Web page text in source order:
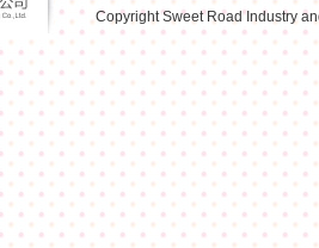
Copyright Sweet Road Industry